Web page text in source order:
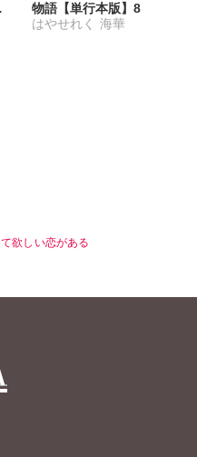
物語【単行本版】8
はやせれく
海華
欲しい恋がある